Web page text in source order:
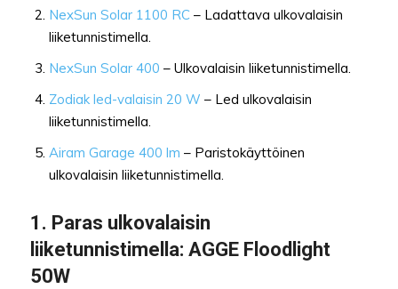
NexSun Solar 1100 RC – Ladattava ulkovalaisin
liiketunnistimella.
NexSun Solar 400 – Ulkovalaisin liiketunnistimella.
Zodiak led-valaisin 20 W – Led ulkovalaisin
liiketunnistimella.
Airam Garage 400 lm – Paristokäyttöinen
ulkovalaisin liiketunnistimella.
1. Paras ulkovalaisin
liiketunnistimella: AGGE Floodlight
50W